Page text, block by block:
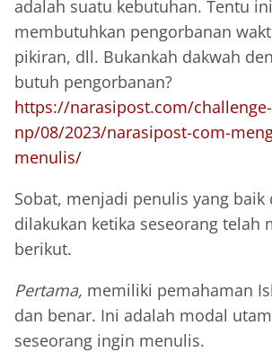
adalah suatu kebutuhan. Tentu ini
membutuhkan pengorbanan
pikiran, dll. Bukankah dakwah
butuh pengorbanan?
https://narasipost.com/challenge-
np/08/2023/narasipost-com-
menulis/
Sobat, menjadi penulis yang baik
dilakukan ketika seseorang telah
berikut.
Pertama, memiliki pemahaman
dan benar. Ini adalah modal
seseorang ingin menulis.